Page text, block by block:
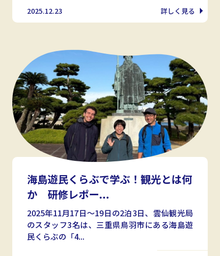
2025.12.23 詳しく見る
海島遊民くらぶで学ぶ！観光とは何
か 研修レポー...
2025年11月17日～19日の2泊3日、雲仙観光局
のスタッフ3名は、三重県鳥羽市にある海島遊
民くらぶの「4...